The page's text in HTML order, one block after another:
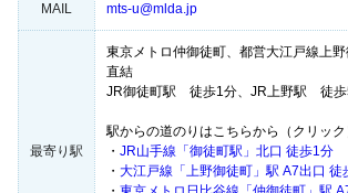
MAIL mts-u@mlda.jp
最寄り駅
東京メトロ仲御徒町、都営大江戸線上
直結
JR御徒町駅 徒歩1分、JR上野駅 徒歩
駅からの道のりはこちらから（クリック
・ JR山手線「御徒町駅」北口 徒歩1分
・ 大江戸線「上野御徒町」駅 A7出口 徒